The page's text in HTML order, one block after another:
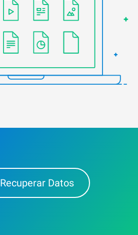
Recuperar Datos